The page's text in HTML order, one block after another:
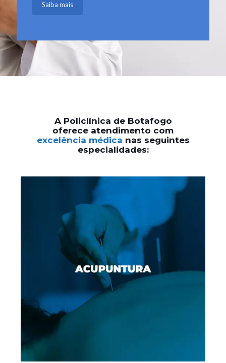
Saiba mais
A Policlínica de Botafogo
oferece atendimento com
excelência médica nas seguintes
especialidades: